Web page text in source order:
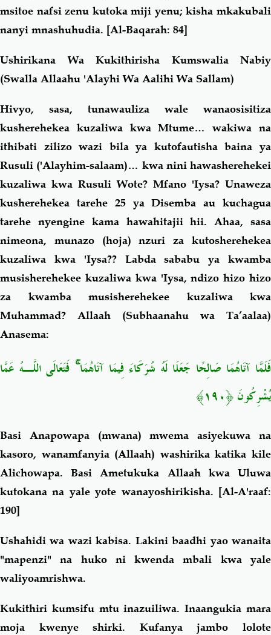
msitoe nafsi zenu kutoka miji yenu; kisha mkakubali
nanyi mnashuhudia. [Al-Baqarah: 84]
Ushirikana Wa Kukithirisha Kumswalia Nabiy
(Swalla Allaahu 'Alayhi Wa Aalihi Wa Sallam)
Hivyo, sasa, tunawauliza wale wanaosisitiza
kusherehekea kuzaliwa kwa Mtume… wakiwa na
ithibati zilizo wazi bila ya kutofautisha baina ya
Rusuli ('Alayhim-salaam)… kwa nini hawasherehekei
kuzaliwa kwa Rusuli Wote? Mfano 'Iysa? Unaweza
kusherehekea tarehe 25 ya Disemba au kuchagua
tarehe nyengine kama hawahitajii hii. Ahaa, sasa
nimeona, munazo (hoja) nzuri za kutosherehekea
kuzaliwa kwa 'Iysa?? Labda sababu ya kwamba
musisherehekee kuzaliwa kwa 'Iysa, ndizo hizo hizo
za kwamba musisherehekee kuzaliwa kwa
Muhammad? Allaah (Subhaanahu wa Ta’aalaa)
Anasema:
فَلَمَّا آتَاهُمَا صَالِحًا جَعَلَا لَهُ شُرَكَاءَ فِيمَا آتَاهُمَا ۚ فَتَعَالَى اللَّـهُ عَمَّا
يُشْرِكُونَ ﴿١٩٠﴾
Basi Anapowapa (mwana) mwema asiyekuwa na
kasoro, wanamfanyia (Allaah) washirika katika kile
Alichowapa. Basi Ametukuka Allaah kwa Uluwa
kutokana na yale yote wanayoshirikisha. [Al-A'raaf:
190]
Ushahidi wa wazi kabisa. Lakini baadhi yao wanaita
"mapenzi" na huko ni kwenda mbali kwa yale
waliyoamrishwa.
Kukithiri kumsifu mtu inazuiliwa. Inaangukia mara
moja kwenye shirki. Kufanya jambo lolote